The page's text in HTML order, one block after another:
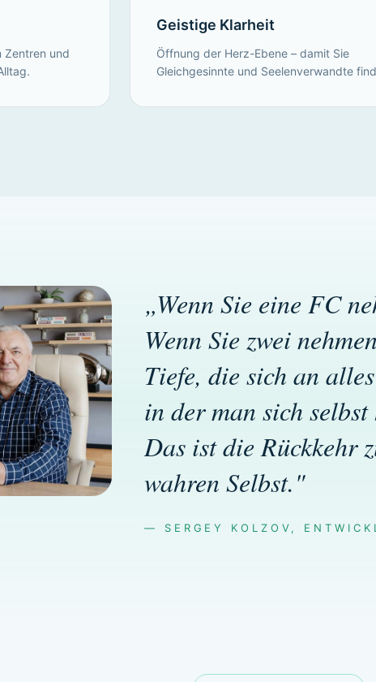
Zentren und
Geistige Klarheit
Öffnung der Herz-Ebene – damit Sie
Gleichgesinnte und Seelenverwandte
„Wenn Sie eine FC
Wenn Sie zwei
Tiefe, die sich an
in der man sich
Das ist die Rückkehr
wahren Selbst."
— SERGEY KOLZOV,